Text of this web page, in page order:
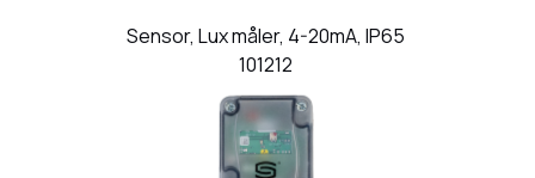
Sensor, Lux måler, 4-20mA, IP65
101212